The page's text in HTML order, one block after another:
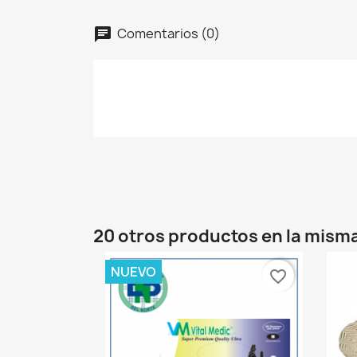
Comentarios (0)
20 otros productos en la
NUEVO favorite_border